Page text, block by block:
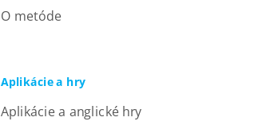
O metóde
Aplikácie a hry
Aplikácie a anglické hry